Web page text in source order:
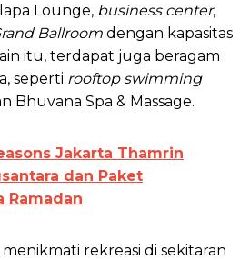
Lounge, business center,
Ballroom dengan kapasitas
itu, terdapat juga beragam
seperti rooftop swimming
Bhuvana Spa & Massage.
Jakarta Thamrin
dan Paket
Ramadan
rekreasi di sekitaran